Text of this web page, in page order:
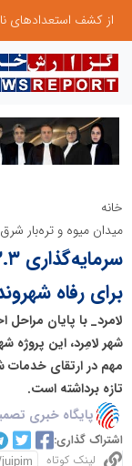
خانه
میدان میوه و تره‌بار
برای رفاه
لامرد_ با پایان
مهم در ارتقای
تازه برداشته است.
پایگاه خبری
اشتراک گذاری:
لینک کوتاه